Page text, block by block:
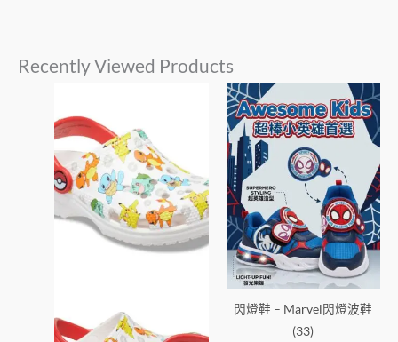
Recently Viewed Products
多
種
款
式。
品
閃燈鞋 – Marvel閃燈波鞋
(33)
此
產
品
種
款
式。
可
在
產